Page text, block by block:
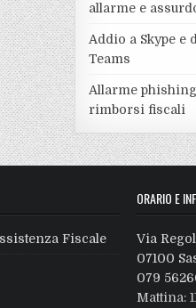
allarme e
Addio a Skype e
Teams
Allarme
rimborsi fiscali
Fiscale
ORARIO E
Via
07100
079
Mattina: